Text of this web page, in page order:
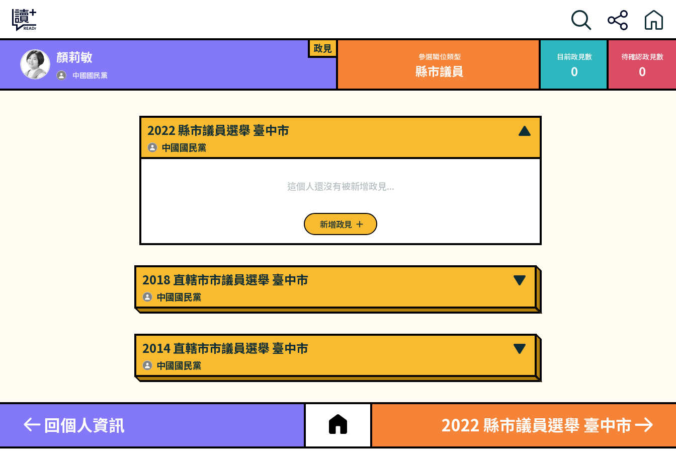
顏莉敏
中國國民黨
政見
參選職位類型
縣市議員
目前政見數
0
待確認政見數
0
2022 縣市議員選舉 臺中市
中國國民黨
這個人還沒有被新增政見...
新增政見
2018 直轄市市議員選舉 臺中市
中國國民黨
2014 直轄市市議員選舉 臺中市
中國國民黨
回個人資訊 2022 縣市議員選舉 臺中市